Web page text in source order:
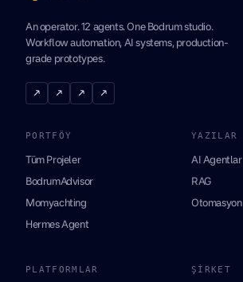
An operator. 12 agents. One Bodrum studio.
Workflow automation, AI systems, production-
grade prototypes.
↗ ↗ ↗ ↗
PORTFÖY
Tüm Projeler
BodrumAdvisor
Momyachting
Hermes Agent
YAZILAR
AI Agentlar
RAG
Otomasyon
PLATFORMLAR ŞIRKET